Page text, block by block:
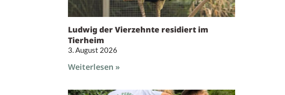
Ludwig der Vierzehnte residiert im
Tierheim
3. August 2026
Weiterlesen »